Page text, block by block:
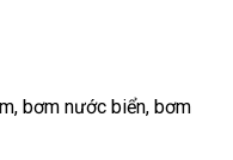
bơm nước biển, bơm